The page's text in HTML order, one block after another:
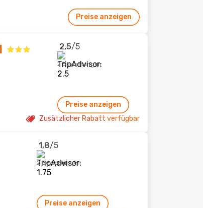
Preise anzeigen
2,5/5
2 Bewertungen
Preise anzeigen
Zusätzlicher Rabatt verfügbar
1,8/5
2 Bewertungen
Preise anzeigen